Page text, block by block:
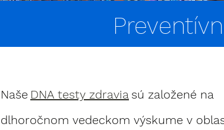
Naše DNA testy zdravia sú založené na
dlhoročnom vedeckom výskume v